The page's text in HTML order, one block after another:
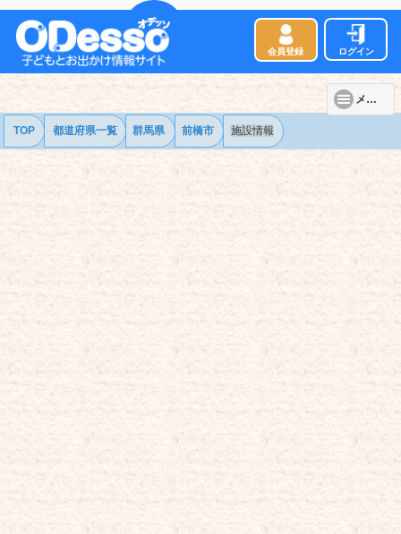
会員登録 ログイン
メニュー
TOP 都道府県一覧 群馬県 前橋市 施設情報